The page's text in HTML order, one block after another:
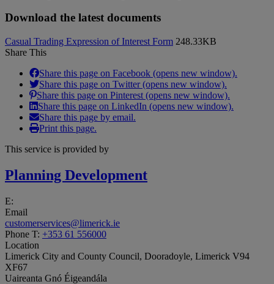
Download the latest documents
Casual Trading Expression of Interest Form 248.33KB
Share This
Share this page on Facebook (opens new window).
Share this page on Twitter (opens new window).
Share this page on Pinterest (opens new window).
Share this page on LinkedIn (opens new window).
Share this page by email.
Print this page.
This service is provided by
Planning Development
E:
Email
customerservices@limerick.ie
Phone T: +353 61 556000
Location
Limerick City and County Council, Dooradoyle, Limerick V94
XF67
Uaireanta Gnó Éigeandála